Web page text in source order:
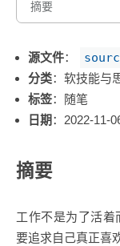
摘要
源文件：
分类：软技能与
标签：随笔
日期 ：2022-11-
摘要
工作不是为了活
要追求自己真正喜